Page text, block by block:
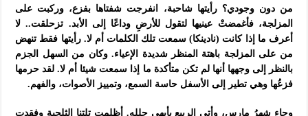
من دون وجودي؟ رأيتها شاحبة، انفرجت شفتاها بفزع، وركبت على
المزلجة، فأغمضتْ عينيها لتقول للأرضِ وداعًا إلى الأبد. تزحلقت.. لا
أعرف ما إذا كانت (نادينكا) سمعت تلك الكلمات أم لا. رأيتها فقط تنهض
من على المزلجة باهتة المنظر شديدة الإعياء. وكان من السهل الجزم
بالنظر إلى وجهها أنها لم تكن متأكدة ما إذا سمعت شيئا أم لا. لقد حرمها
فزعُها وهي تطير إلى الأسفل حاسة السمع، وتمييز الأصوات، والفهم.
وجاء شهرُ مارس، وأتى الربيع بأبهى حلله. أظلمت تلتنا الثلجية وفقدت